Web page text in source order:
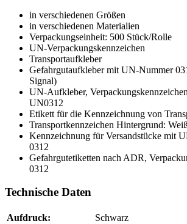
in verschiedenen Größen
in verschiedenen Materialien
Verpackungseinheit: 500 Stück/Rolle
UN-Verpackungskennzeichen
Transportaufkleber
Gefahrgutaufkleber mit UN-Nummer
Signal)
UN-Aufkleber,
UN0312
Etikett für die Kennzeichnung von
Transportkennzeichen Hintergrund:
Kennzeichnung für Versandstücke mit
0312
Gefahrgutetiketten nach ADR,
0312
Technische Daten
Aufdruck:
Schwarz